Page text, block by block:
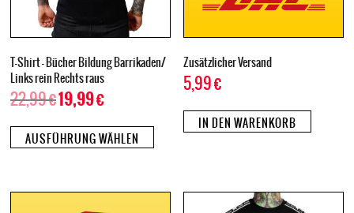
T-Shirt – Bücher Bildung Barrikaden/
Links rein Rechts raus
22,99€19,99€
AUSFÜHRUNG WÄHLEN
Zusätzlicher Versand
5,99€
IN DEN WARENKORB